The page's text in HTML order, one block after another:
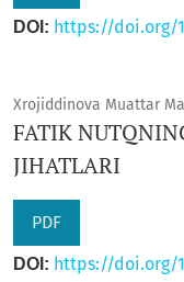
DOI: https://doi.org/
Xrojiddinova Muattar
FATIK
JIHATLARI
PDF
DOI: https://doi.org/